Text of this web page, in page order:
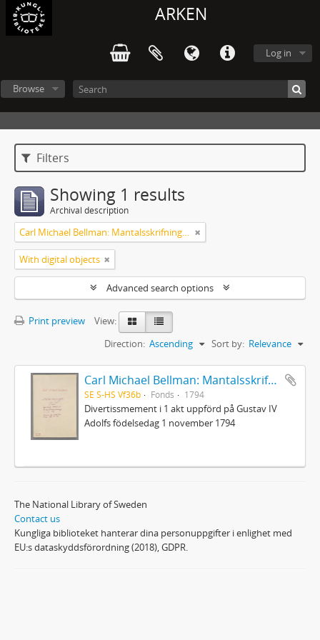
ARKEN
Log in
Browse
Filters
Showing 1 results
Archival description
Carl Michael Bellman: Mantalsskrifningen
With digital objects
Advanced search options
Print preview
View:
Sort by: Relevance
Direction: Ascending
Carl Michael Bellman: Mantalsskrifningen
SE S-HS Vf36b Fonds 1794
Divertissmement i 1 akt uppförd på Gustav IV
Adolfs födelsedag 1 november 1794
The National Library of Sweden
Contact us
Kungliga biblioteket hanterar dina personuppgifter i enlighet med
EU:s dataskyddsförordning (2018), GDPR.